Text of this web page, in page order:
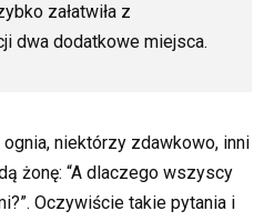
załatwiła z
dwa dodatkowe miejsca.
niektórzy zdawkowo, inni
żonę: “A dlaczego wszyscy
Oczywiście takie pytania i